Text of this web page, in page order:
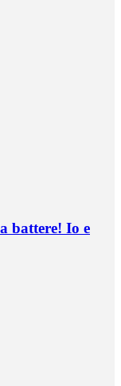
battere! Io e